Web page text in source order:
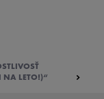
NA LETO!)“